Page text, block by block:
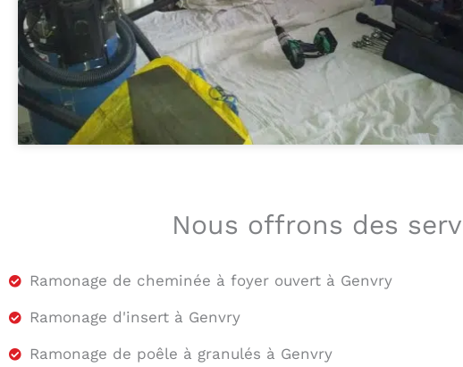
Nous offrons des
Ramonage de cheminée à foyer ouvert à Genvry
Ramonage d'insert à Genvry
Ramonage de poêle à granulés à Genvry